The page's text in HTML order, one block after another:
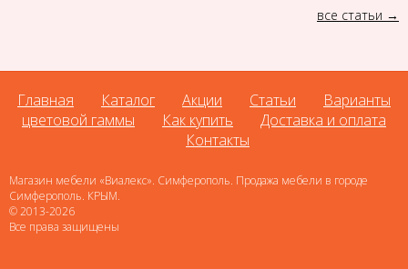
все статьи
Главная Каталог Акции Статьи
Варианты
цветовой гаммы
Как купить
Доставка и оплата
Контакты
Магазин мебели «Виалекс». Симферополь. Продажа мебели в городе
Симферополь. КРЫМ.
© 2013-2026
Все права защищены